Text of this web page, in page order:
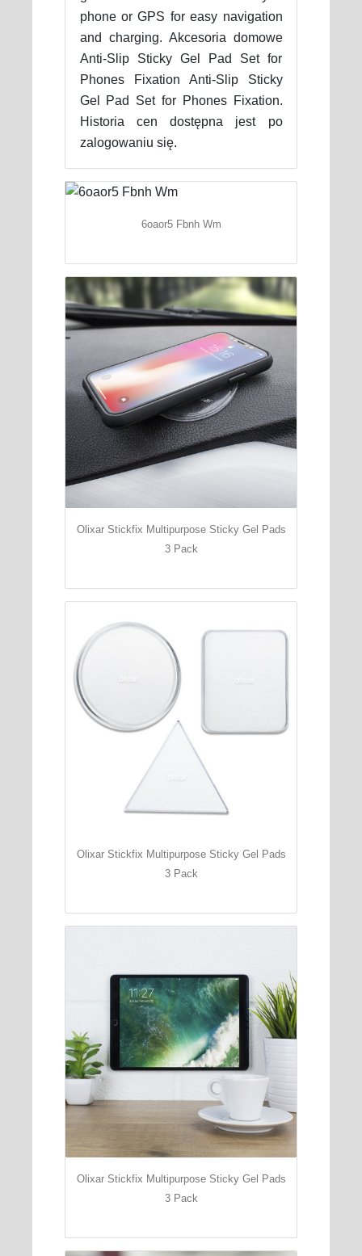
phone or GPS for easy navigation
and charging. Akcesoria domowe
Anti-Slip Sticky Gel Pad Set for
Phones Fixation Anti-Slip Sticky
Gel Pad Set for Phones Fixation.
Historia cen dostępna jest po
zalogowaniu się.
6oaor5 Fbnh Wm
Olixar Stickfix Multipurpose Sticky Gel Pads
3 Pack
Olixar Stickfix Multipurpose Sticky Gel Pads
3 Pack
Olixar Stickfix Multipurpose Sticky Gel Pads
3 Pack